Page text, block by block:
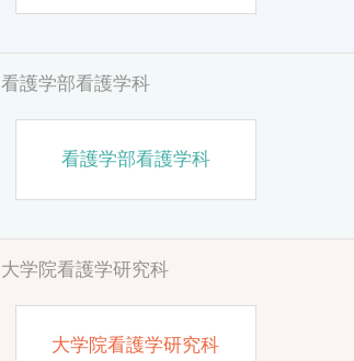
看護学部看護学科
看護学部看護学科
大学院看護学研究科
大学院看護学研究科